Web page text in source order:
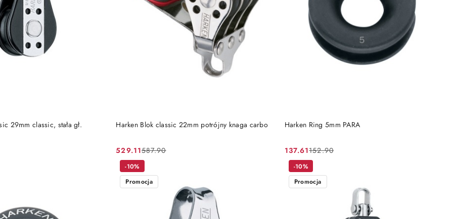
29mm classic, stała gł.
DO KOSZYKA Harken Blok classic 22mm potrójny knaga carbo
Cena
promocyjna:
529.11
Cena
przed
promocją:
587.90
DO KOSZYKA Harken Ring 5mm PARA
Cena
promocyjna:
137.61
Cena
przed
promocją:
152.90
DO KOSZYKA
-10%
Promocja
-10%
Promocja